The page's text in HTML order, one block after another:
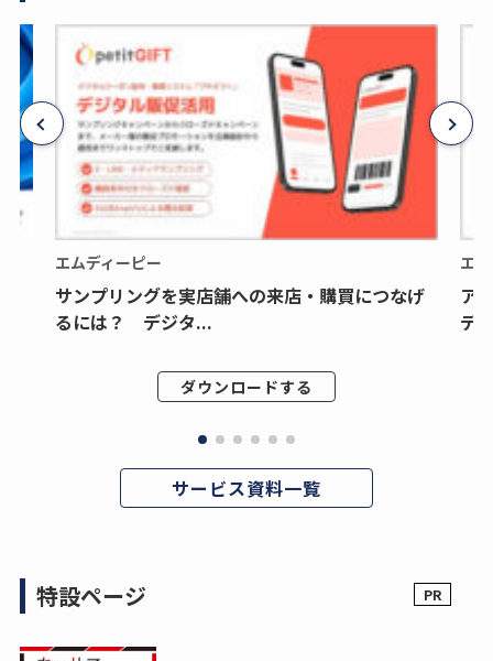
エムディーピー
サンプリングを実店舗への来店・購買につなげ
るには？ デジタ...
ダウンロードする
エ
ア
デ
サービス資料一覧
特設ページ